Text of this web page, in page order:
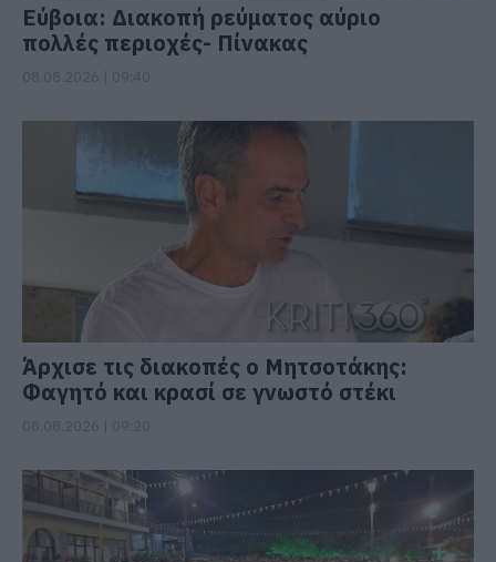
Εύβοια: Διακοπή ρεύματος αύριο
πολλές περιοχές- Πίνακας
Άρχισε τις διακοπές ο Μητσοτάκης:
Φαγητό και κρασί σε γνωστό στέκι